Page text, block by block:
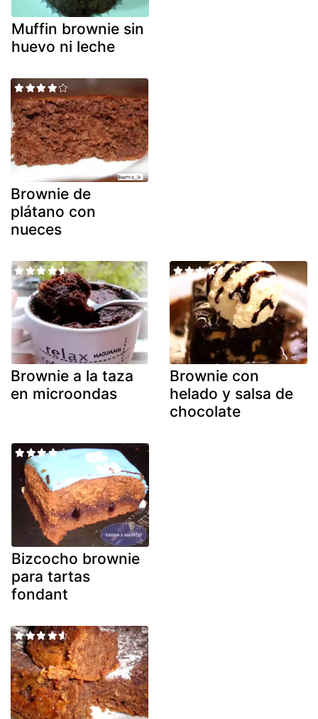
Muffin brownie sin
huevo ni leche
Brownie de
plátano con
nueces
Brownie a la taza
en microondas
Brownie con
helado y salsa de
chocolate
Bizcocho brownie
para tartas
fondant